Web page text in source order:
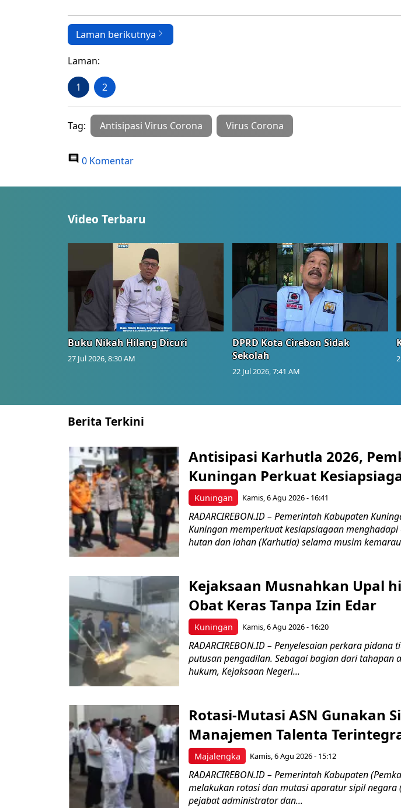
Laman berikutnya
Laman:
1 2
Tag: Antisipasi Virus Corona Virus Corona
0 Komentar
Video Terbaru
Buku Nikah Hilang Dicuri
27 Jul 2026, 8:30 AM
DPRD Kota Cirebon Sidak
Sekolah
22 Jul 2026, 7:41 AM
Berita Terkini
Kuningan
Antisipasi Karhutla 2026,
Kuningan Perkuat
Kamis, 6 Agu 2026 - 16:41
RADARCIREBON.ID – Pemerintah Kabupaten
Kuningan memperkuat kesiapsiagaan
hutan dan lahan (Karhutla) selama musim
Kuningan
Kejaksaan Musnahkan Upal
Obat Keras Tanpa Izin Edar
Kamis, 6 Agu 2026 - 16:20
RADARCIREBON.ID – Penyelesaian perkara pidana
putusan pengadilan. Sebagai bagian dari tahapan
hukum, Kejaksaan Negeri...
Majalengka
Rotasi-Mutasi ASN Gunakan
Manajemen Talenta
Kamis, 6 Agu 2026 - 15:12
RADARCIREBON.ID – Pemerintah Kabupaten
melakukan rotasi dan mutasi aparatur sipil negara
pejabat administrator dan...